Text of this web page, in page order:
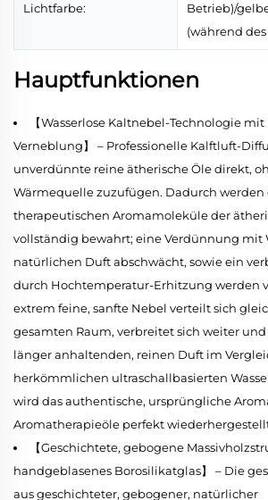
Lichtfarbe:
Betrieb)/
(während
Hauptfunktionen
【Wasserlose Kaltnebel-Technologie
Verneblung】 – Professionelle Kalftluft-
unverdünnte reine ätherische Öle direkt,
Wärmequelle zuzufügen. Dadurch
therapeutischen Aromamoleküle der
vollständig bewahrt; eine Verdünnung mit
natürlichen Duft abschwächt, sowie ein
durch Hochtemperatur-Erhitzung werden
extrem feine, sanfte Nebel verteilt sich
gesamten Raum, verbreitet sich weiter
länger anhaltenden, reinen Duft im
herkömmlichen ultraschallbasierten
wird das authentische, ursprüngliche
Aromatherapieöle perfekt
【Geschichtete, gebogene
handgeblasenes Borosilikatglas】 – Die
aus geschichteter, gebogener, natürlicher